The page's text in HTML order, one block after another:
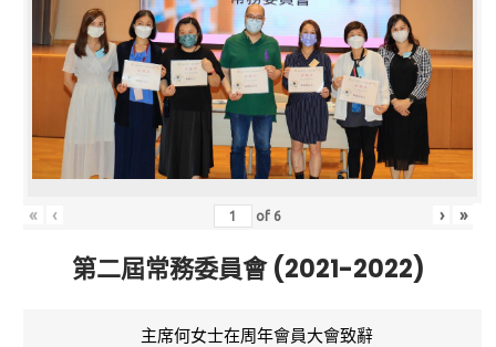
« ‹ of 6 › »
第二屆常務委員會 (2021-2022)
主席何女士在周年會員大會致辭